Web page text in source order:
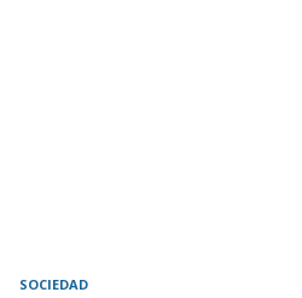
SOCIEDAD